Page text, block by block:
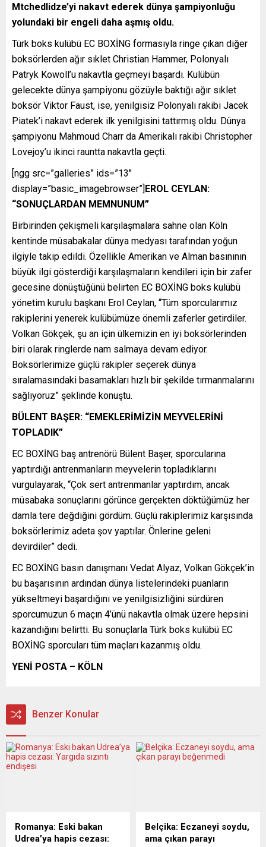
Mtchedlidze’yi nakavt ederek dünya şampiyonluğu
yolundaki bir engeli daha aşmış oldu.
Türk boks kulübü EC BOXİNG formasıyla ringe çıkan diğer
boksörlerden ağır sıklet Christian Hammer, Polonyalı
Patryk Kowoll’u nakavtla geçmeyi başardı. Kulübün
gelecekte dünya şampiyonu gözüyle baktığı ağır sıklet
boksör Viktor Faust, ise, yenilgisiz Polonyalı rakibi Jacek
Piatek’i nakavt ederek ilk yenilgisini tattırmış oldu. Dünya
şampiyonu Mahmoud Charr da Amerikalı rakibi Christopher
Lovejoy’u ikinci rauntta nakavtla geçti.
[ngg src=”galleries” ids=”13″
display=”basic_imagebrowser”]EROL CEYLAN:
“SONUÇLARDAN MEMNUNUM”
Birbirinden çekişmeli karşılaşmalara sahne olan Köln
kentinde müsabakalar dünya medyası tarafından yoğun
ilgiyle takip edildi. Özellikle Amerikan ve Alman basınının
büyük ilgi gösterdiği karşılaşmaların kendileri için bir zafer
gecesine dönüştüğünü belirten EC BOXİNG boks kulübü
yönetim kurulu başkanı Erol Ceylan, “Tüm sporcularımız
rakiplerini yenerek kulübümüze önemli zaferler getirdiler.
Volkan Gökçek, şu an için ülkemizin en iyi boksörlerinden
biri olarak ringlerde nam salmaya devam ediyor.
Boksörlerimize güçlü rakipler seçerek dünya
sıralamasındaki basamakları hızlı bir şekilde tırmanmalarını
sağlıyoruz” şeklinde konuştu.
BÜLENT BAŞER: “EMEKLERİMİZİN MEYVELERİNİ
TOPLADIK”
EC BOXİNG baş antrenörü Bülent Başer, sporcularına
yaptırdığı antrenmanların meyvelerin topladıklarını
vurgulayarak, “Çok sert antrenmanlar yaptırdım, ancak
müsabaka sonuçlarını görünce gerçekten döktüğümüz her
damla tere değdiğini gördüm. Güçlü rakiplerimiz karşısında
boksörlerimiz adeta şov yaptılar. Önlerine geleni
devirdiler” dedi.
EC BOXİNG basın danışmanı Vedat Alyaz, Volkan Gökçek’in
bu başarısının ardından dünya listelerindeki puanların
yükseltmeyi başardığını ve yenilgisizliğini sürdüren
sporcumuzun 6 maçın 4’ünü nakavtla olmak üzere hepsini
kazandığını belirtti. Bu sonuçlarla Türk boks kulübü EC
BOXİNG sporcuları tüm maçları kazanmış oldu.
YENİ POSTA – KÖLN
Benzer Konular
Romanya: Eski bakan
Udrea’ya hapis cezası:
Belçika: Eczaneyi soydu,
ama çıkan parayı